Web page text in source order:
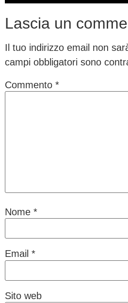
Lascia un
Il tuo indirizzo email non
campi obbligatori sono
Commento *
Nome *
Email *
Sito web